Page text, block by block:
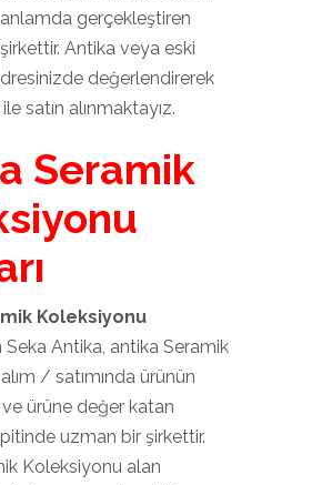
gerçekleştiren
Antika veya eski
değerlendirerek
satın alınmaktayız.
Seramik
Koleksiyonu
Seka Antika, antika Seramik
/ satımında ürünün
ürüne değer katan
uzman bir şirkettir.
Koleksiyonu alan